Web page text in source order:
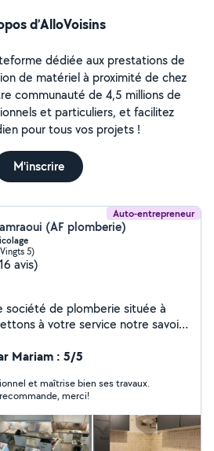
d’AlloVoisins
dédiée aux prestations de
de matériel à proximité de chez
communauté de 4,5 millions de
et particuliers, et facilitez
pour tous vos projets !
M'inscrire
Auto-entrepreneur
(AF plomberie)
5)
avis)
société de plomberie située à
entretien de plomberie. Nos
eau Rénovation de
Mariam : 5/5
et maîtrise bien ses travaux.
merci!